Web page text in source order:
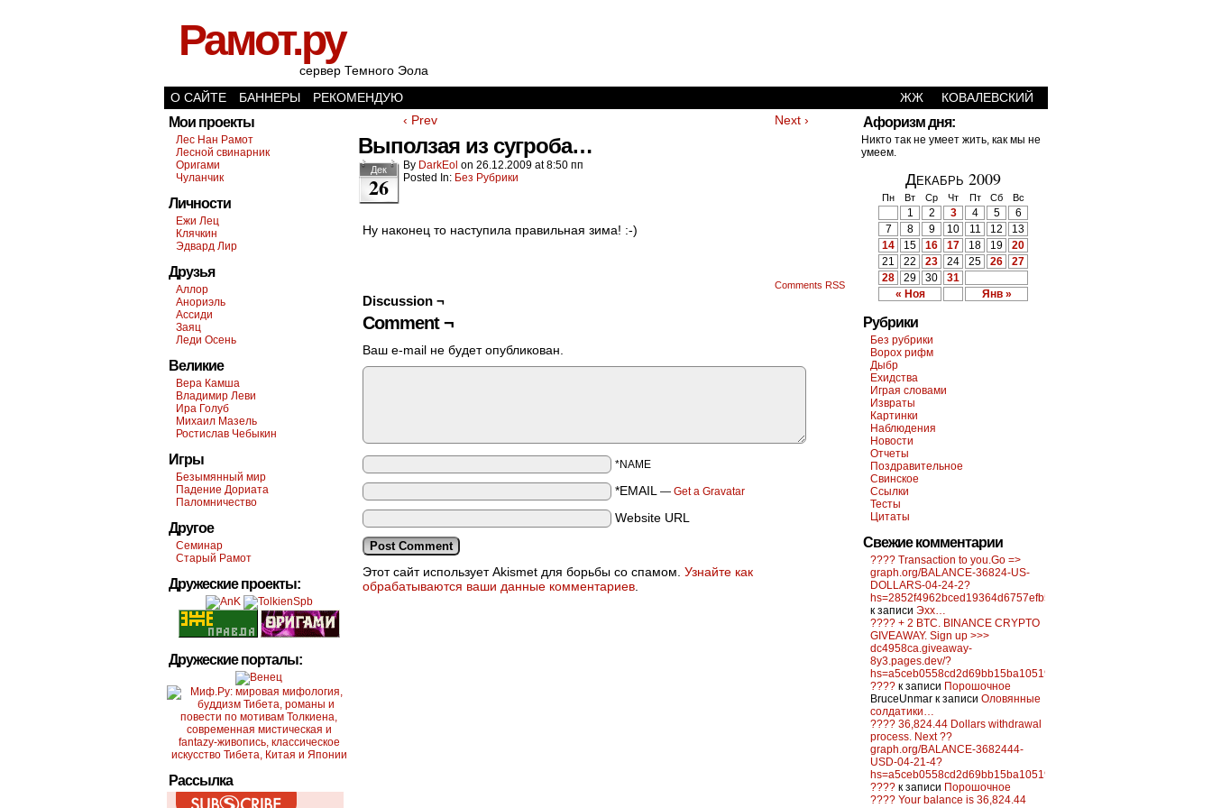
Рамот.ру
сервер Темного Эола
О САЙТЕ
БАННЕРЫ РЕКОМЕНДУЮ ЖЖ КОВАЛЕВСКИЙ
Мои проекты
Лес Нан Рамот
Лесной свинарник
Оригами
Чуланчик
Личности
Ежи Лец
Клячкин
Эдвард Лир
Друзья
Аллор
Анориэль
Ассиди
Заяц
Леди Осень
Великие
Вера Камша
Владимир Леви
Ира Голуб
Михаил Мазель
Ростислав Чебыкин
Игры
Безымянный мир
Падение Дориата
Паломничество
Другое
Семинар
Старый Рамот
Дружеские проекты:
Дружеские порталы:
Рассылка
‹ Prev Next ›
Выползая из сугроба…
Дек
26
By DarkEol on 26.12.2009 at8:50 пп
Posted In: Без Рубрики
Ну наконец то наступила правильная зима! :-)
Comments RSS
Discussion ¬
Comment ¬
Ваш e-mail не будет опубликован.
*NAME
*EMAIL — Get a Gravatar
Website URL
Этот сайт использует Akismet для борьбы со спамом. Узнайте как
обрабатываются ваши данные комментариев
Афоризм дня:
Никто так не умеет жить, как мы не
умеем.
Декабрь 2009
Пн Вт Ср Чт Пт Сб Вс
« Ноя Янв »
1 2 3 4 5
6
7
8 9 10 11 12
13
14
15 16 17 18 19
20
21
22 23 24 25 26
27
28
29 30 31
Рубрики
Без рубрики
Ворох рифм
Дыбр
Ехидства
Играя словами
Извраты
Картинки
Наблюдения
Новости
Отчеты
Поздравительное
Свинское
Ссылки
Тесты
Цитаты
Свежие комментарии
???? Transaction to you.Go =>
graph.org/BALANCE-36824-US-
DOLLARS-04-24-2?
hs=2852f4962bced19364d6757efb5f6a84&
к записи Эхх…
???? + 2 BTC. BINANCE CRYPTO
GIVEAWAY. Sign up >>>
dc4958ca.giveaway-
8y3.pages.dev/?
hs=a5ceb0558cd2d69bb15ba10519f0d6c2&
???? к записи Порошочное
BruceUnmar к записи Оловянные
солдатики…
???? 36,824.44 Dollars withdrawal
process. Next ??
graph.org/BALANCE-3682444-
USD-04-21-4?
hs=a5ceb0558cd2d69bb15ba10519f0d6c2&
???? к записи Порошочное
???? Your balance is 36,824.44